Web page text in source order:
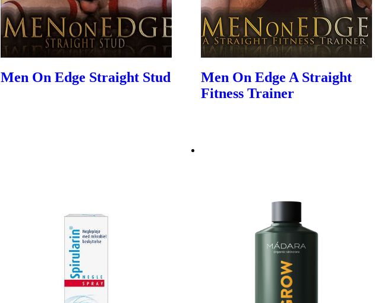
Men On Edge Straight Stud
Men On Edge A Straight
Fitness Trainer